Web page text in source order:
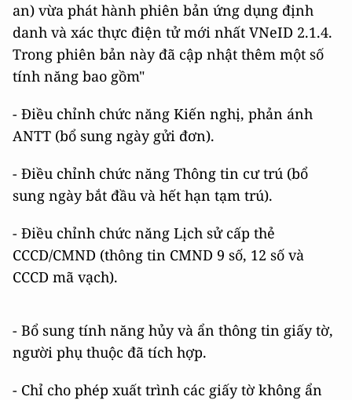
an) vừa phát hành phiên bản ứng dụng định
danh và xác thực điện tử mới nhất VNeID 2.1.4.
Trong phiên bản này đã cập nhật thêm một số
tính năng bao gồm"
- Điều chỉnh chức năng Kiến nghị, phản ánh
ANTT (bổ sung ngày gửi đơn).
- Điều chỉnh chức năng Thông tin cư trú (bổ
sung ngày bắt đầu và hết hạn tạm trú).
- Điều chỉnh chức năng Lịch sử cấp thẻ
CCCD/CMND (thông tin CMND 9 số, 12 số và
CCCD mã vạch).
- Bổ sung tính năng hủy và ẩn thông tin giấy tờ,
người phụ thuộc đã tích hợp.
- Chỉ cho phép xuất trình các giấy tờ không ẩn